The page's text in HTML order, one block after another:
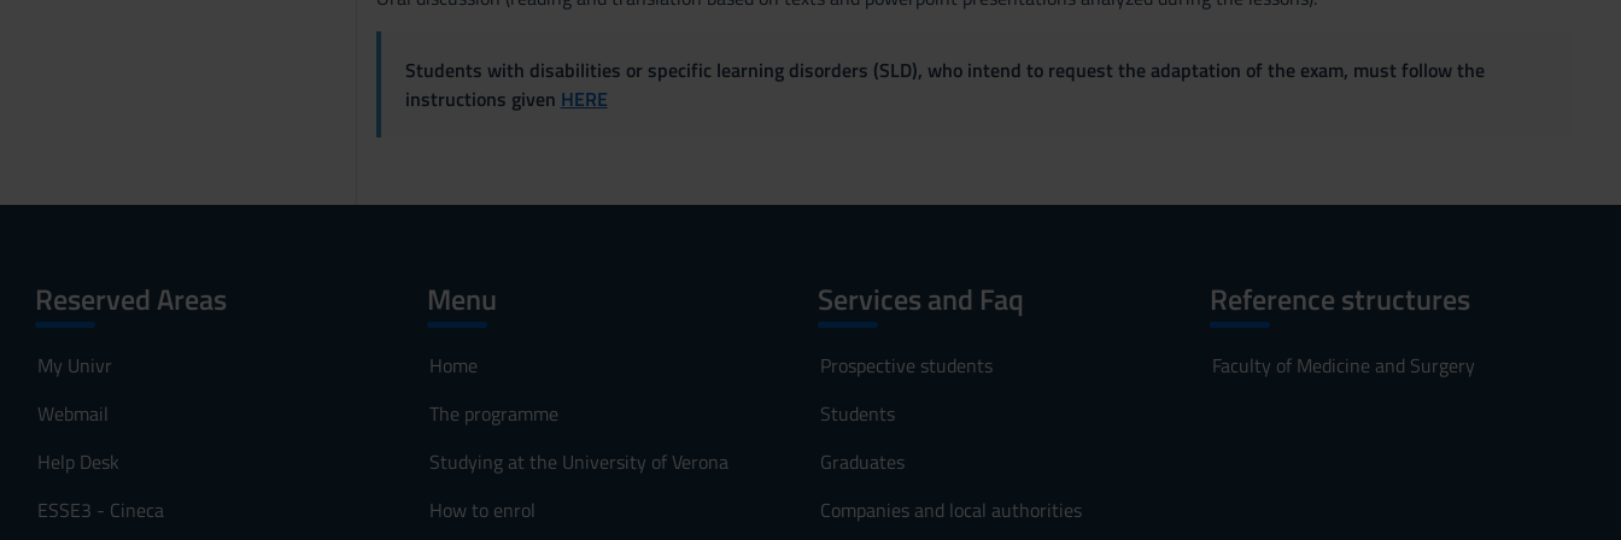
Students with disabilities or specific learning disorders (SLD), who intend to request the adaptation of the exam, must follow the
instructions given HERE
Reserved Areas
My Univr
Webmail
Help Desk
ESSE3 - Cineca
Menu
Home
The programme
Studying at the University of Verona
How to enrol
Services and Faq
Prospective students
Students
Graduates
Companies and local authorities
Reference structures
Faculty of Medicine and Surgery